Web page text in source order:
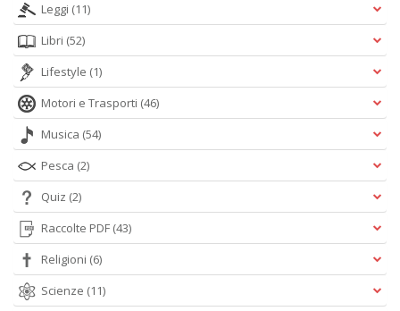
Leggi (11)
Libri (52)
Lifestyle (1)
Motori e Trasporti (46)
Musica (54)
Pesca (2)
Quiz (2)
Raccolte PDF (43)
Religioni (6)
Scienze (11)